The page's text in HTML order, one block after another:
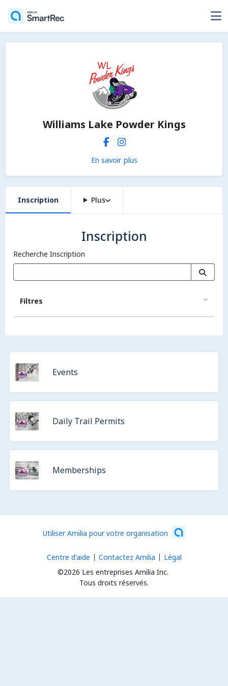
Williams Lake Powder Kings
En savoir plus
Inscription Plus
Inscription
Recherche Inscription
Filtres
Events
Daily Trail Permits
Memberships
Utiliser Amilia pour votre organisation
©2026 Les entreprises Amilia Inc.
Tous droits réservés.
Centre d'aide Contactez Amilia Légal